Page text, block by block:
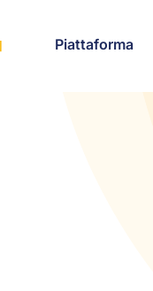
Piattaforma